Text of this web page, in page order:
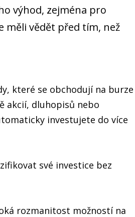
výhod, zejména pro
měli vědět před tím, než
které se obchodují na burze
akcií, dluhopisů nebo
investujete do více
své investice bez
rozmanitost možností na